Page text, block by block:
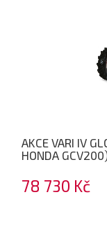
AKCE VARI IV
HONDA
78 730 Kč